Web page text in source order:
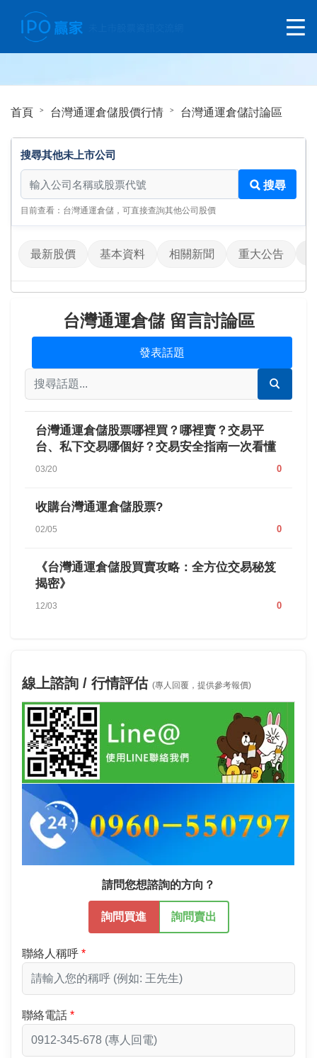
首頁 台灣通運倉儲股價行情 台灣通運倉儲討論區
搜尋其他未上市公司
搜尋其他未上市公司
搜尋
目前查看：台灣通運倉儲，可直接查詢其他公司股價
最新股價 基本資料 相關新聞 重大公告
台灣通運倉儲 留言討論區
發表話題
台灣通運倉儲股票哪裡買？哪裡賣？交易平
台、私下交易哪個好？交易安全指南一次看懂
03/20 0
收購台灣通運倉儲股票?
02/05 0
《台灣通運倉儲股買賣攻略：全方位交易秘笈
揭密》
12/03 0
線上諮詢 / 行情評估 (專人回覆，提供參考報價)
請問您想諮詢的方向？
詢問買進 詢問賣出
聯絡人稱呼
聯絡電話